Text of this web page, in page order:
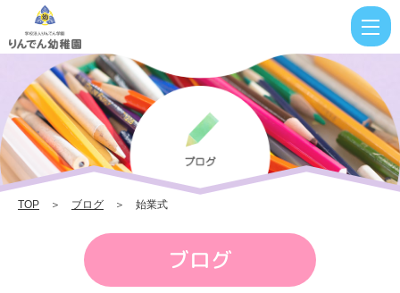
式
り
ん
で
幼
稚
TOP ＞ ブログ ＞ 始業式
ブログ